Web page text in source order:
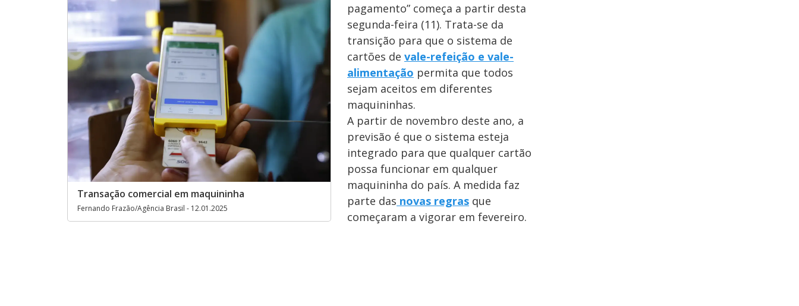
Transação comercial em maquininha
Fernando Frazão/Agência Brasil - 12.01.2025
pagamento” começa a partir desta
segunda-feira (11). Trata-se da
transição para que o sistema de
cartões de vale-refeição e vale-
alimentação permita que todos
sejam aceitos em diferentes
maquininhas.
A partir de novembro deste ano, a
previsão é que o sistema esteja
integrado para que qualquer cartão
possa funcionar em qualquer
maquininha do país. A medida faz
parte das novas regras que
começaram a vigorar em fevereiro.